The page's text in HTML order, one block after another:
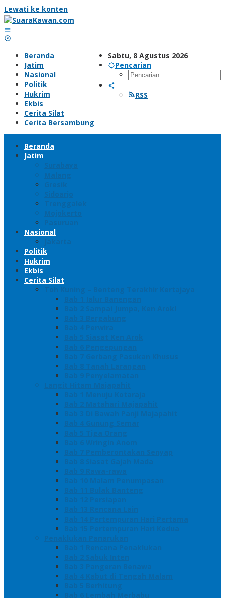
Lewati ke konten
Sabtu, 8 Agustus 2026
Pencarian
RSS
Beranda
Jatim
Nasional
Politik
Hukrim
Ekbis
Cerita Silat
Cerita Bersambung
Beranda
Jatim
Surabaya
Malang
Gresik
Sidoarjo
Trenggalek
Mojokerto
Pasuruan
Nasional
Jakarta
Politik
Hukrim
Ekbis
Cerita Silat
Toh Kuning – Benteng Terakhir Kertajaya
Bab 1 Jalur Banengan
Bab 2 Sampai Jumpa, Ken Arok!
Bab 3 Bergabung
Bab 4 Perwira
Bab 5 Siasat Ken Arok
Bab 6 Pengepungan
Bab 7 Gerbang Pasukan Khusus
Bab 8 Tanah Larangan
Bab 9 Penyelamatan
Langit Hitam Majapahit
Bab 1 Menuju Kotaraja
Bab 2 Matahari Majapahit
Bab 3 Di Bawah Panji Majapahit
Bab 4 Gunung Semar
Bab 5 Tiga Orang
Bab 6 Wringin Anom
Bab 7 Pemberontakan Senyap
Bab 8 Siasat Gajah Mada
Bab 9 Rawa-rawa
Bab 10 Malam Penumpasan
Bab 11 Bulak Banteng
Bab 12 Persiapan
Bab 13 Rencana Lain
Bab 14 Pertempuran Hari Pertama
Bab 15 Pertempuran Hari Kedua
Penaklukan Panarukan
Bab 1 Rencana Penaklukan
Bab 2 Sabuk Inten
Bab 3 Pangeran Benawa
Bab 4 Kabut di Tengah Malam
Bab 5 Berhitung
Bab 6 Lembah Merbabu